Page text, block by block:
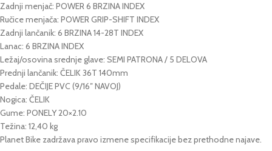
Zadnji menjač: POWER 6 BRZINA INDEX
Ručice menjača: POWER GRIP-SHIFT INDEX
Zadnji lančanik: 6 BRZINA 14-28T INDEX
Lanac: 6 BRZINA INDEX
Ležaj/osovina srednje glave: SEMI PATRONA / 5 DELOVA
Prednji lančanik: ČELIK 36T 140mm
Pedale: DEČIJE PVC (9/16″ NAVOJ)
Nogica: ČELIK
Gume: PONELY 20×2.10
Težina: 12,40 kg
Planet Bike zadržava pravo izmene specifikacije bez prethodne najave.